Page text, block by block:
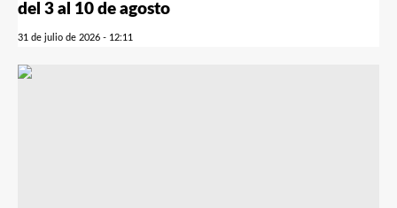
del 3 al 10 de agosto
31 de julio de 2026 - 12:11